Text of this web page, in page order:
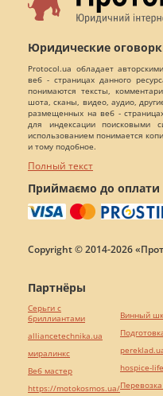
Юридические
Protocol.ua обладает
веб - страницах данного
понимаются тексты,
шота, сканы, видео, аудио,
размещенных на веб -
для индексации поисковыми
использованием понимается
и тому подобное.
Полный текст
Приймаємо до оплати
Copyright © 2014-2026
Партнёры
Серьги с
бриллиантами
alliancetechnika.ua
миралинкс
Веб мастер
https://motokosmos.ua/
Винный
hospice-